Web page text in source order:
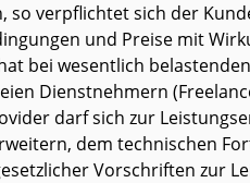
so verpflichtet sich der
und Preise mit
bei wesentlich
Dienstnehmern
darf sich zur
dem technischen
Vorschriften zur